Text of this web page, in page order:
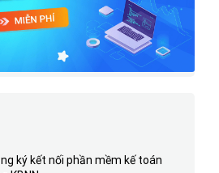
ký kết nối phần mềm kế toán